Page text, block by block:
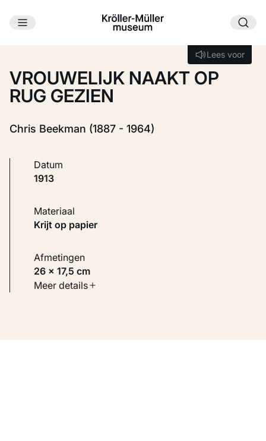
Ga naar hoofdinhoud
Lees voor
Lees voor
VROUWELIJK NAAKT OP
RUG GEZIEN
Chris Beekman (1887 - 1964)
Datum
1913
Materiaal
Krijt op papier
Afmetingen
26 × 17,5 cm
Soort werk
Meer details